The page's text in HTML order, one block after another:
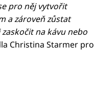
pro něj vytvořit
a zároveň zůstat
na kávu nebo
Christina Starmer pro